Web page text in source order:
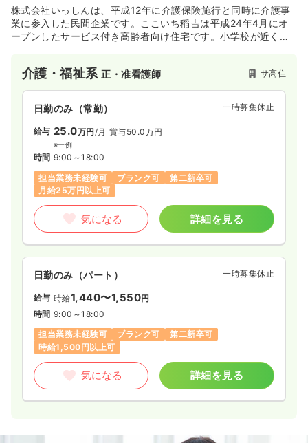
株式会社いっしんは、平成12年に介護保険施行と同時に介護事
業に参入した民間企業です。ここいち稲吉は平成24年4月にオ
ープンしたサービス付き高齢者向け住宅です。小学校が近く、
ちしてお ります。
介護・福祉系正・准看護師 サ高住
日勤のみ（常勤） 一時募集休止
給与 25.0万円/月 賞与50.0万円
※一例
時間 9:00～18:00
担当業務未経験可
ブランク可
第二新卒可
月給25万円以上可
気になる 詳細を見る
日勤のみ（パート） 一時募集休止
給与 時給1,440〜1,550円
時間 9:00～18:00
担当業務未経験可
ブランク可
第二新卒可
時給1,500円以上可
気になる 詳細を見る